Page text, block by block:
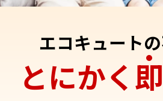
エコキュート
とにかく即